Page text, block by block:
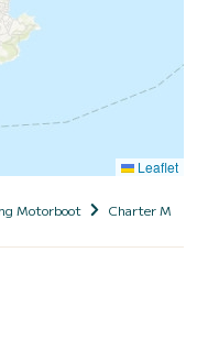
Leaflet
Motorboot Charter